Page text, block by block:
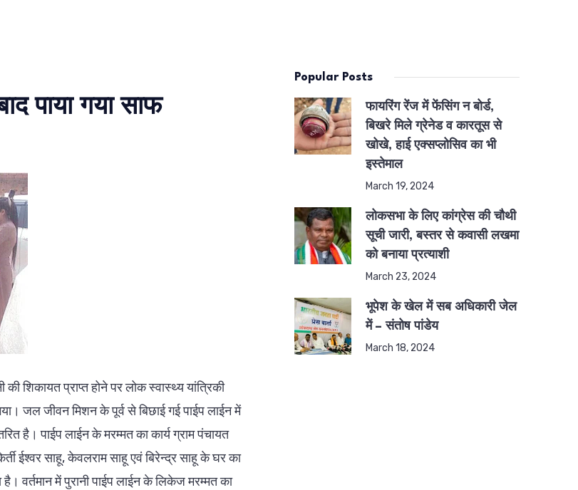
पाया गया साफ
शिकायत प्राप्त होने पर लोक स्वास्थ्य यांत्रिकी
गया। जल जीवन मिशन के पूर्व से बिछाई गई पाईप लाईन में
है। पाईप लाईन के मरम्मत का कार्य ग्राम पंचायत
ईश्वर साहू, केवलराम साहू एवं बिरेन्द्र साहू के घर का
वर्तमान में पुरानी पाईप लाईन के लिकेज मरम्मत का
Popular Posts
फायरिंग रेंज में फेंसिंग न बोर्ड,
बिखरे मिले ग्रेनेड व कारतूस से
खोखे, हाई एक्सप्लोसिव का भी
इस्तेमाल
March 19, 2024
लोकसभा के लिए कांग्रेस की चौथी
सूची जारी, बस्तर से कवासी लखमा
को बनाया प्रत्याशी
March 23, 2024
भूपेश के खेल में सब अधिकारी जेल
में – संतोष पांडेय
March 18, 2024